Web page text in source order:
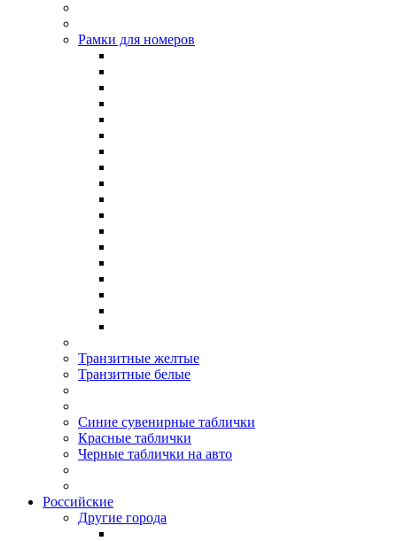
Рамки для номеров
Транзитные желтые
Транзитные белые
Синие сувенирные таблички
Красные таблички
Черные таблички на авто
Российские
Другие города